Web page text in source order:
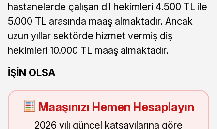
hastanelerde çalışan dil hekimleri 4.500 TL ile
5.000 TL arasında maaş almaktadır. Ancak
uzun yıllar sektörde hizmet vermiş diş
hekimleri 10.000 TL maaş almaktadır.
İŞİN OLSA
Maaşınızı Hemen Hesaplayın
2026 yılı güncel katsayılarına göre